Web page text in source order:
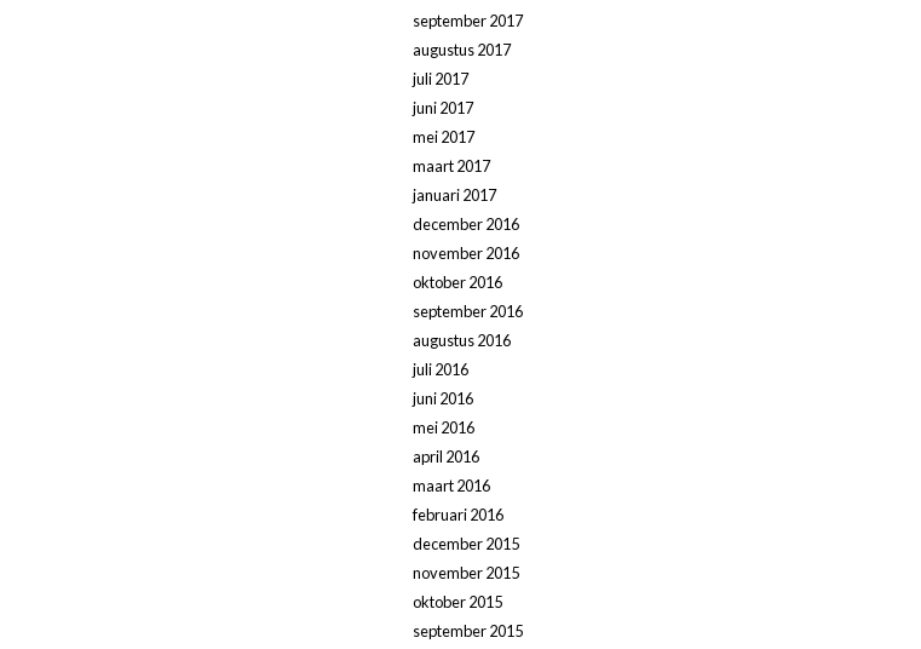
september 2017
augustus 2017
juli 2017
juni 2017
mei 2017
maart 2017
januari 2017
december 2016
november 2016
oktober 2016
september 2016
augustus 2016
juli 2016
juni 2016
mei 2016
april 2016
maart 2016
februari 2016
december 2015
november 2015
oktober 2015
september 2015